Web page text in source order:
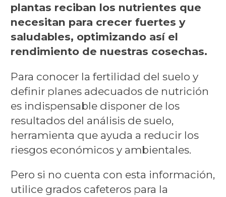
plantas reciban los nutrientes que
necesitan para crecer fuertes y
saludables, optimizando así el
rendimiento de nuestras cosechas.
Para conocer la fertilidad del suelo y
definir planes adecuados de nutrición
es indispensable disponer de los
resultados del análisis de suelo,
herramienta que ayuda a reducir los
riesgos económicos y ambientales.
Pero si no cuenta con esta información,
utilice grados cafeteros para la